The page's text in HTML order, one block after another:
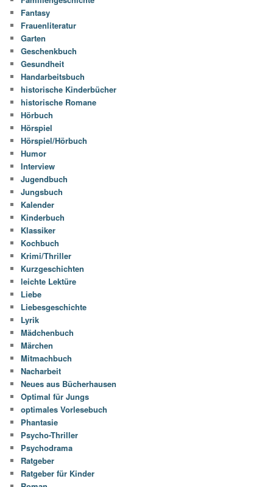
Fantasy
Frauenliteratur
Garten
Geschenkbuch
Gesundheit
Handarbeitsbuch
historische Kinderbücher
historische Romane
Hörbuch
Hörspiel
Hörspiel/Hörbuch
Humor
Interview
Jugendbuch
Jungsbuch
Kalender
Kinderbuch
Klassiker
Kochbuch
Krimi/Thriller
Kurzgeschichten
leichte Lektüre
Liebe
Liebesgeschichte
Lyrik
Mädchenbuch
Märchen
Mitmachbuch
Nacharbeit
Neues aus Bücherhausen
Optimal für Jungs
optimales Vorlesebuch
Phantasie
Psycho-Thriller
Psychodrama
Ratgeber
Ratgeber für Kinder